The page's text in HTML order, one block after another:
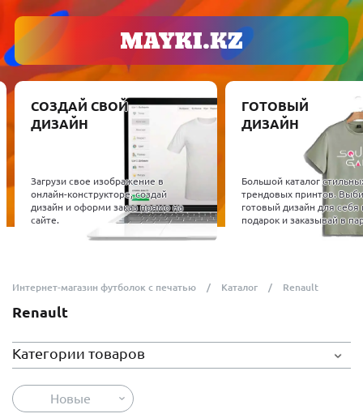
СОЗДАЙ СВОЙ
ДИЗАЙН
Загрузи свое изображение в
онлайн-конструкторе, создай
дизайн и оформи заказ прямо на
сайте.
ГОТОВЫЙ
ДИЗАЙН
Большой каталог
трендовых принтов.
готовый дизайн для себя
подарок и заказывай в
Интернет-магазин футболок с печатью Каталог Renault
Renault
Категории товаров
Новые